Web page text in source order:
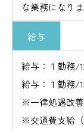
な業務になりま
給与
給与：１勤務/
給与：１勤務/
※一律処遇改
※交通費支給（